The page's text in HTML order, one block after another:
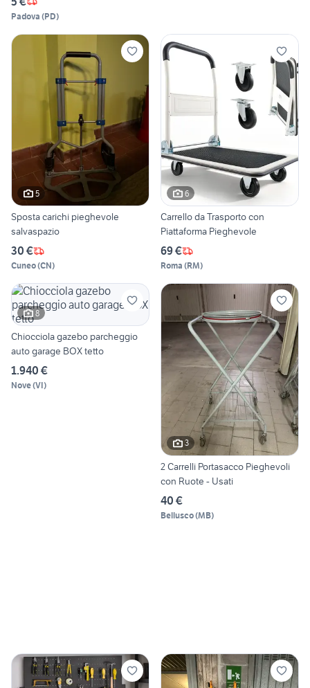
Padova (PD)
5
Sposta carichi pieghevole
salvaspazio
30 €
Cuneo(CN)
6
Carrello da Trasporto con
Piattaforma Pieghevole
69 €
Roma (RM)
8
Chiocciola gazebo parcheggio
auto garage BOX tetto
1.940 €
Nove(VI)
3
2 Carrelli Portasacco Pieghevoli
con Ruote - Usati
40 €
Bellusco(MB)